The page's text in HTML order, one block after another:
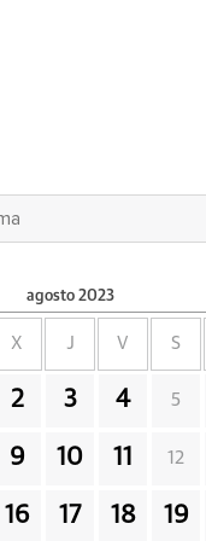
agosto 2023
X J V S
2 3 4 5
9 10 11 12
16 17 18 19